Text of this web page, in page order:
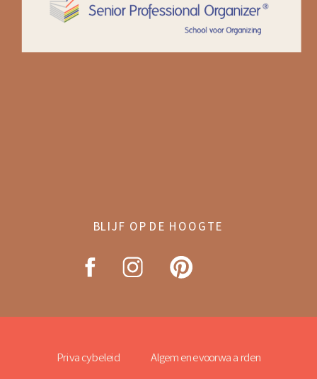
BLIJF OP DE HOOGTE
Privacybeleid Algemene voorwaarden